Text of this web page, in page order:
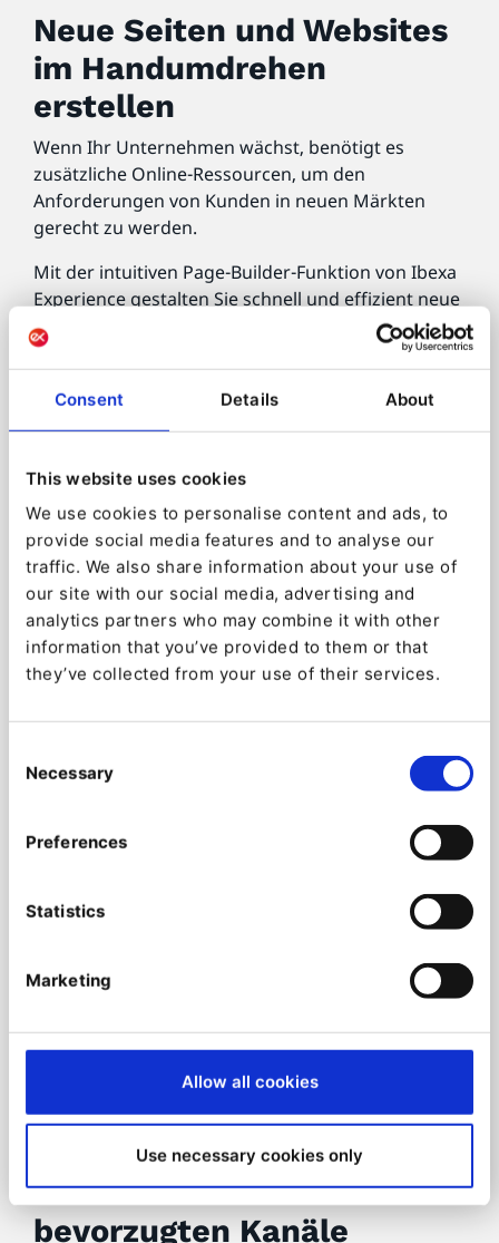
Consent Details About
This website uses cookies
We use cookies to personalise content and ads, to
provide social media features and to analyse our
traffic. We also share information about your use of
our site with our social media, advertising and
analytics partners who may combine it with other
information that you’ve provided to them or that
they’ve collected from your use of their services.
Selection
Necessary
Preferences
Statistics
Marketing
Allow all cookies
Use necessary cookies only
Neue Seiten und Websites
im Handumdrehen
erstellen
Wenn Ihr Unternehmen wächst, benötigt es
zusätzliche Online-Ressourcen, um den
Anforderungen von Kunden in neuen Märkten
gerecht zu werden.
Mit der intuitiven Page-Builder-Funktion von Ibexa
Experience gestalten Sie schnell und effizient neue
Websites mit vordefinierten Layouts, Blöcken und
Vorlagen. Darüber hinaus gibt es dank der Site
Factory keine Begrenzung für die Anzahl der
Seiten, die Sie veröffentlichen. Unser Form Builder
stellt außerdem sicher, dass Sie benutzerdefinierte
bietet Ihnen damit ein leistungsstarkes Tool zur
Datenerfassung.
Profitieren Sie von benutzerfreundlichen
Website-Vorlagen zur Erstellung neuer Sites
für Ihr Unternehmen.
Verwenden Sie Inhalte von bestehenden
Websites für neue Seiten.
Profitieren Sie von einer umfassenden Palette
von Bearbeitungswerkzeugen.
Ihre Seiten einbinden können.
Kunden über ihre
bevorzugten Kanäle